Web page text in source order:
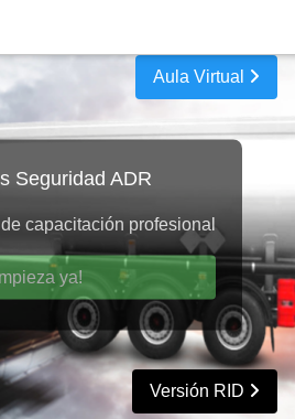
Seguridad ADR
capacitación profesional
ya!
Aula Virtual
Versión RID